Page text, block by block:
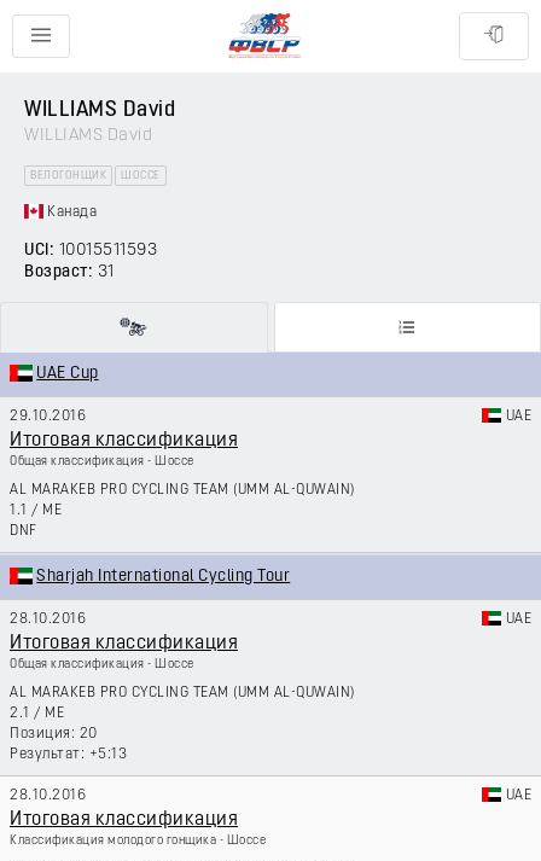
WILLIAMS David
WILLIAMS David
ВЕЛОГОНЩИК ШОССЕ
Канада
UCI: 10015511593
Возраст: 31
UAE Cup
29.10.2016 UAE
Итоговая классификация
Общая классификация - Шоссе
AL MARAKEB PRO CYCLING TEAM (UMM AL-QUWAIN)
1.1 / ME
DNF
Sharjah International Cycling Tour
28.10.2016 UAE
Итоговая классификация
Общая классификация - Шоссе
AL MARAKEB PRO CYCLING TEAM (UMM AL-QUWAIN)
2.1 / ME
20
+5:13
28.10.2016 UAE
Итоговая классификация
Классификация молодого гонщика - Шоссе